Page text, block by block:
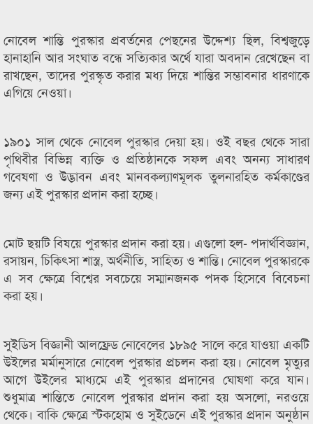
নোবেল শান্তি পুরস্কার প্রবর্তনের পেছনের উদ্দেশ্য ছিল, বিশ্বজুড়ে
হানাহানি আর সংঘাত বন্ধে সত্যিকার অর্থে যারা অবদান রেখেছেন বা
রাখছেন, তাদের পুরস্কৃত করার মধ্য দিয়ে শান্তির সম্ভাবনার ধারণাকে
এগিয়ে নেওয়া।
১৯০১ সাল থেকে নোবেল পুরস্কার দেয়া হয়। ওই বছর থেকে সারা
পৃথিবীর বিভিন্ন ব্যক্তি ও প্রতিষ্ঠানকে সফল এবং অনন্য সাধারণ
গবেষণা ও উদ্ভাবন এবং মানবকল্যাণমূলক তুলনারহিত কর্মকাণ্ডের
জন্য এই পুরস্কার প্রদান করা হচ্ছে।
মোট ছয়টি বিষয়ে পুরস্কার প্রদান করা হয়। এগুলো হল- পদার্থবিজ্ঞান,
রসায়ন, চিকিৎসা শাস্ত্র, অর্থনীতি, সাহিত্য ও শান্তি। নোবেল পুরস্কারকে
এ সব ক্ষেত্রে বিশ্বের সবচেয়ে সম্মানজনক পদক হিসেবে বিবেচনা
করা হয়।
সুইডিস বিজ্ঞানী আলফ্রেড নোবেলের ১৮৯৫ সালে করে যাওয়া একটি
উইলের মর্মানুসারে নোবেল পুরস্কার প্রচলন করা হয়। নোবেল মৃত্যুর
আগে উইলের মাধ্যমে এই পুরস্কার প্রদানের ঘোষণা করে যান।
শুধুমাত্র শান্তিতে নোবেল পুরস্কার প্রদান করা হয় অসলো, নরওয়ে
থেকে। বাকি ক্ষেত্রে স্টকহোম ও সুইডেনে এই পুরস্কার প্রদান অনুষ্ঠান